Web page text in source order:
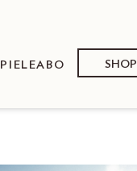
ABO SHOP